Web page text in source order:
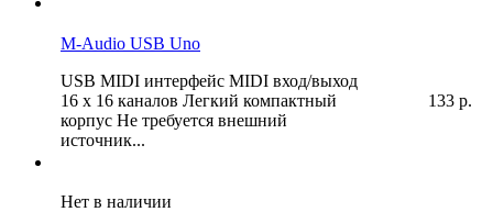
M-Audio USB Uno
USB MIDI интерфейс MIDI вход/выход
16 x 16 каналов Легкий компактный
корпус Не требуется внешний
источник...
133 р.
Нет в наличии